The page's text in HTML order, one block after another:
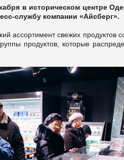
в историческом центре
службу компании «Айсберг».
ассортимент свежих продуктов
продуктов, которые